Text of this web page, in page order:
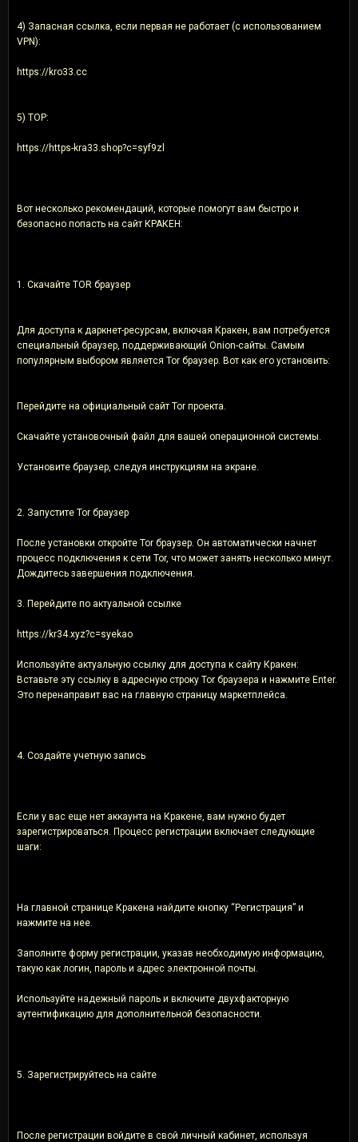
4) Запасная ссылка, если первая не работает (с использованием
VPN):
https://kro33.cc
5) ТОР:
https://https-kra33.shop?c=syf9zl
Вот несколько рекомендаций, которые помогут вам быстро и
безопасно попасть на сайт КРАКЕН:
1. Скачайте TOR браузер
Для доступа к даркнет-ресурсам, включая Кракен, вам потребуется
специальный браузер, поддерживающий Onion-сайты. Самым
популярным выбором является Tor браузер. Вот как его установить:
Перейдите на oфициальный сайт Tor проекта.
Скачайте установочный файл для вашей операционной системы.
Установите браузер, следуя инструкциям на экране.
2. Запустите Tor браузер
После установки откройте Tor браузер. Он автоматически начнет
процесс подключения к сети Tor, что может занять несколько минут.
Дождитесь завершения подключения.
3. Перейдите по актуальной ссылке
https://kr34.xyz?c=syekao
Используйте актуальную ссылку для доступа к сайту Кракен:
Вставьте эту ссылку в адресную строку Tor браузера и нажмите Enter.
Это перенаправит вас на главную страницу маркетплейса.
4. Создайте учетную запись
Если у вас еще нет аккаунта на Кракене, вам нужно будет
зарегистрироваться. Процесс регистрации включает следующие
шаги:
На главной странице Кракена найдите кнопку “Регистрация” и
нажмите на нее.
Заполните форму регистрации, указав необходимую информацию,
такую как логин, пароль и адрес электронной почты.
Используйте надежный пароль и включите двухфакторную
аутентификацию для дополнительной безопасности.
5. Зарегистрируйтесь на сайте
После регистрации войдите в свой личный кабинет, используя